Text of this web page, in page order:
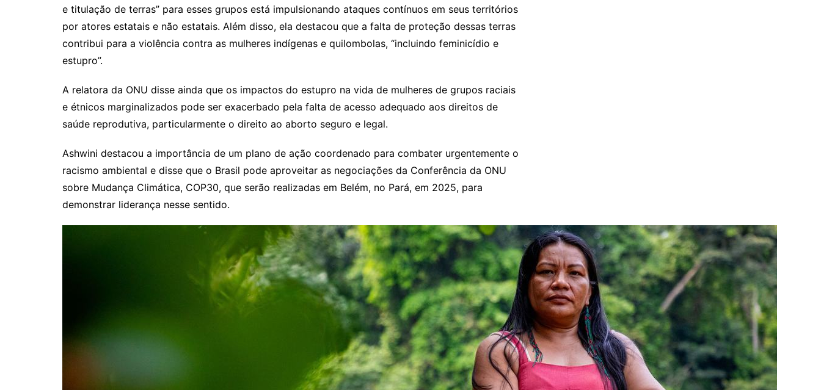
e titulação de terras” para esses grupos está impulsionando ataques contínuos em seus territórios
por atores estatais e não estatais. Além disso, ela destacou que a falta de proteção dessas terras
contribui para a violência contra as mulheres indígenas e quilombolas, “incluindo feminicídio e
estupro”.
A relatora da ONU disse ainda que os impactos do estupro na vida de mulheres de grupos raciais
e étnicos marginalizados pode ser exacerbado pela falta de acesso adequado aos direitos de
saúde reprodutiva, particularmente o direito ao aborto seguro e legal.
Ashwini destacou a importância de um plano de ação coordenado para combater urgentemente o
racismo ambiental e disse que o Brasil pode aproveitar as negociações da Conferência da ONU
sobre Mudança Climática, COP30, que serão realizadas em Belém, no Pará, em 2025, para
demonstrar liderança nesse sentido.